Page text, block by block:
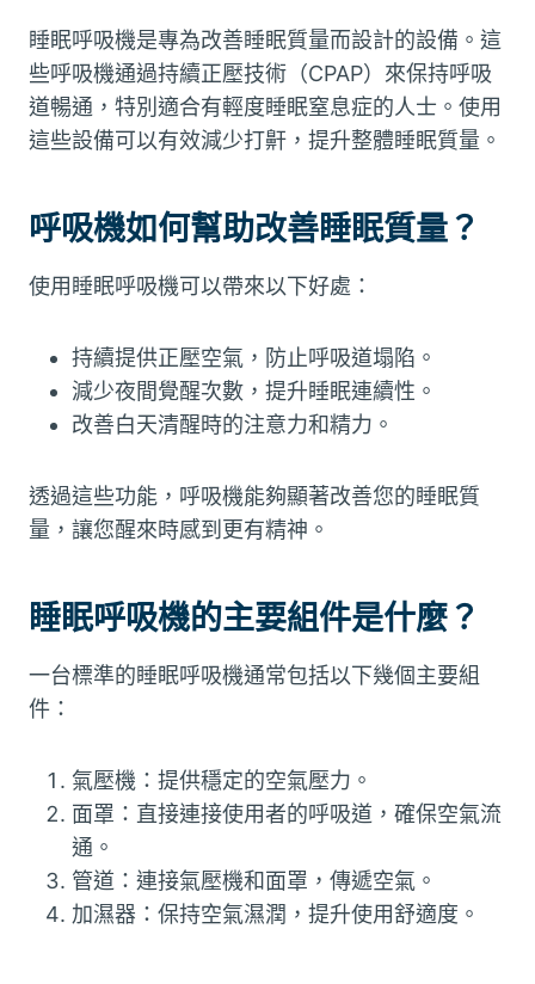
睡眠呼吸機是專為改善睡眠質量而設計的設備。這
些呼吸機通過持續正壓技術（CPAP）來保持呼吸
道暢通，特別適合有輕度睡眠窒息症的人士。使用
這些設備可以有效減少打鼾，提升整體睡眠質量。
呼吸機如何幫助改善睡眠質量？
使用睡眠呼吸機可以帶來以下好處：
持續提供正壓空氣，防止呼吸道塌陷。
減少夜間覺醒次數，提升睡眠連續性。
改善白天清醒時的注意力和精力。
透過這些功能，呼吸機能夠顯著改善您的睡眠質
量，讓您醒來時感到更有精神。
睡眠呼吸機的主要組件是什麼？
一台標準的睡眠呼吸機通常包括以下幾個主要組
件：
氣壓機：提供穩定的空氣壓力。
面罩：直接連接使用者的呼吸道，確保空氣流
通。
管道：連接氣壓機和面罩，傳遞空氣。
加濕器：保持空氣濕潤，提升使用舒適度。